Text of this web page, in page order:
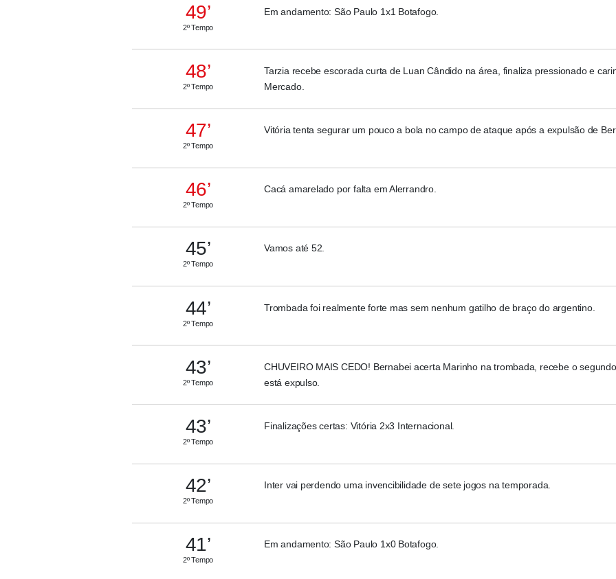
49’
2º Tempo
Em andamento: São Paulo 1x1 Botafogo.
48’
2º Tempo
Tarzia recebe escorada curta de Luan Cândido na área, finaliza pressionado e
Mercado.
47’
2º Tempo
Vitória tenta segurar um pouco a bola no campo de ataque após a expulsão de
46’
2º Tempo
Cacá amarelado por falta em Alerrandro.
45’
2º Tempo
Vamos até 52.
44’
2º Tempo
Trombada foi realmente forte mas sem nenhum gatilho de braço do argentino.
43’
2º Tempo
CHUVEIRO MAIS CEDO! Bernabei acerta Marinho na trombada, recebe o
está expulso.
43’
2º Tempo
Finalizações certas: Vitória 2x3 Internacional.
42’
2º Tempo
Inter vai perdendo uma invencibilidade de sete jogos na temporada.
41’
2º Tempo
Em andamento: São Paulo 1x0 Botafogo.